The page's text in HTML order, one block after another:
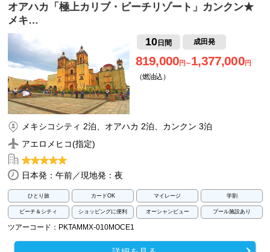
オアハカ「極上カリブ・ビーチリゾート」カンクン★
メキ…
10日間 成田発
819,000円～1,377,000円
（燃油込）
メキシコシティ 2泊、オアハカ 2泊、カンクン 3泊
アエロメヒコ(指定)
日本発：午前／現地発：夜
ひとり旅 カードOK マイレージ 学割
ビーチ＆シティ ショッピングに便利 オーシャンビュー プール施設あり
ツアーコード：PKTAMMX-010MOCE1